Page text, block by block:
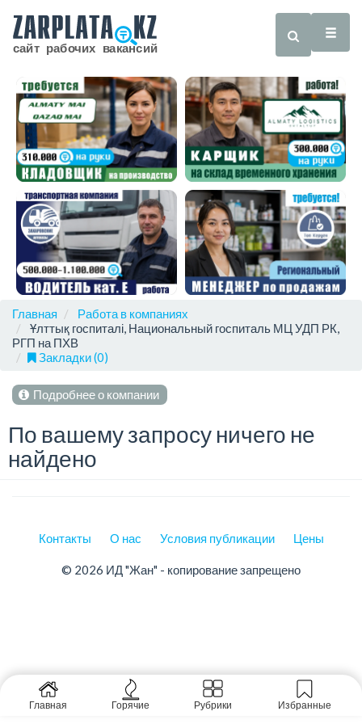
Главная
Работа в компаниях
Ұлттық госпиталі, Национальный госпиталь МЦ УДП РК,
РГП на ПХВ
Закладки (0)
Подробнее о компании
По вашему запросу ничего не
найдено
Контакты О нас Условия публикации Цены
© 2026 ИД "Жан" - копирование запрещено
Главная Горячие Рубрики Избранные